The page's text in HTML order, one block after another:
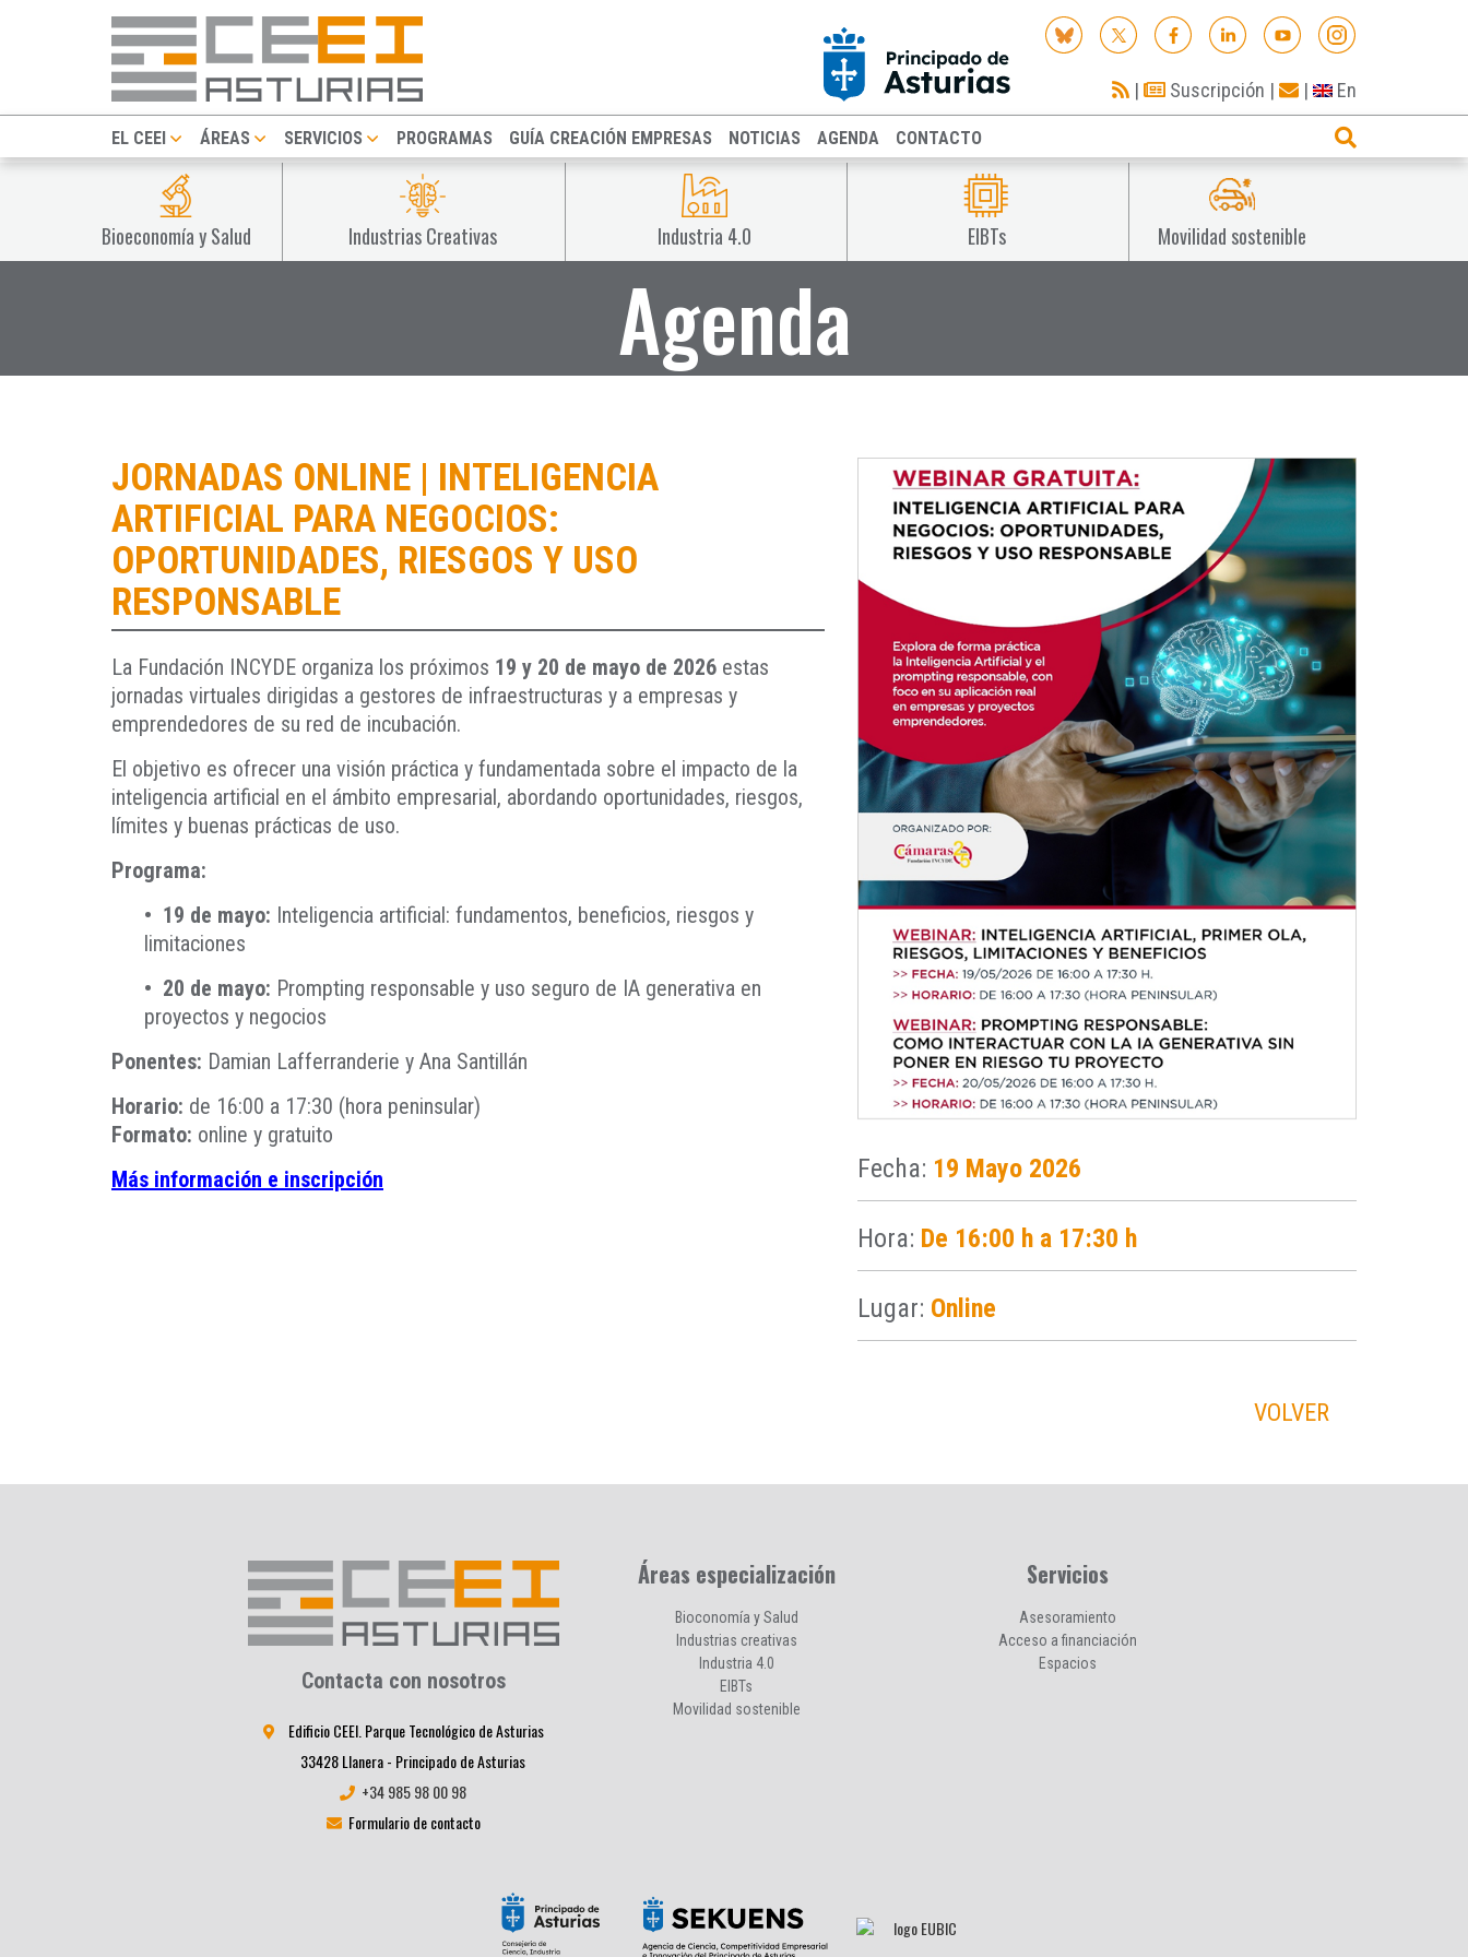
| Suscripción | | En
EL CEEI ÁREAS SERVICIOS PROGRAMAS GUÍA CREACIÓN EMPRESAS NOTICIAS AGENDA CONTACTO
Bioeconomía y Salud Industrias Creativas Industria 4.0 EIBTs Movilidad sostenible
Agenda
JORNADAS ONLINE | INTELIGENCIA
ARTIFICIAL PARA NEGOCIOS:
OPORTUNIDADES, RIESGOS Y USO
RESPONSABLE
La Fundación INCYDE organiza los próximos 19 y 20 de mayo de 2026 estas
jornadas virtuales dirigidas a gestores de infraestructuras y a empresas y
emprendedores de su red de incubación.
El objetivo es ofrecer una visión práctica y fundamentada sobre el impacto de la
inteligencia artificial en el ámbito empresarial, abordando oportunidades, riesgos,
límites y buenas prácticas de uso.
Programa:
• 19 de mayo: Inteligencia artificial: fundamentos, beneficios, riesgos y
limitaciones
• 20 de mayo: Prompting responsable y uso seguro de IA generativa en
proyectos y negocios
Ponentes: Damian Lafferranderie y Ana Santillán
Horario: de 16:00 a 17:30 (hora peninsular)
Formato: online y gratuito
Más información e inscripción
Fecha: 19 Mayo 2026
Hora: De 16:00 h a 17:30 h
Lugar: Online
VOLVER
Contacta con nosotros
Edificio CEEI. Parque Tecnológico de Asturias
33428 Llanera - Principado de Asturias
+34 985 98 00 98
Formulario de contacto
Áreas especialización
Bioconomía y Salud
Industrias creativas
Industria 4.0
EIBTs
Movilidad sostenible
Servicios
Asesoramiento
Acceso a financiación
Espacios